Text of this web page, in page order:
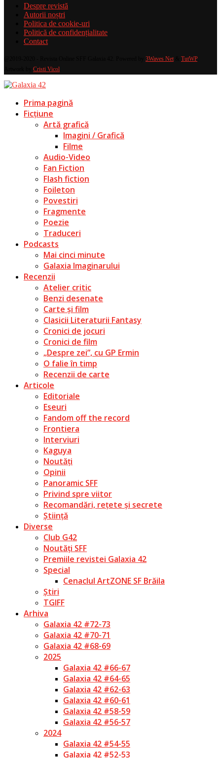
Despre revistă
Autorii noștri
Politica de cookie-uri
Politică de confidențialitate
Contact
3Waves Net& TutWP.
Cristi Vicol
Prima pagină
Ficțiune
Artă grafică
Imagini / Grafică
Filme
Audio-Video
Fan Fiction
Flash fiction
Foileton
Povestiri
Fragmente
Poezie
Traduceri
Podcasts
Mai cinci minute
Galaxia Imaginarului
Recenzii
Atelier critic
Benzi desenate
Carte și film
Clasicii Literaturii Fantasy
Cronici de jocuri
Cronici de film
„Despre zei”, cu GP Ermin
O falie în timp
Recenzii de carte
Articole
Editoriale
Eseuri
Fandom off the record
Frontiera
Interviuri
Kaguya
Noutăți
Opinii
Panoramic SFF
Privind spre viitor
Recomandări, rețete și secrete
Știință
Diverse
Club G42
Noutăți SFF
Premiile revistei Galaxia 42
Special
Cenaclul ArtZONE SF Brăila
Știri
TGIFF
Arhiva
Galaxia 42 #72-73
Galaxia 42 #70-71
Galaxia 42 #68-69
2025
Galaxia 42 #66-67
Galaxia 42 #64-65
Galaxia 42 #62-63
Galaxia 42 #60-61
Galaxia 42 #58-59
Galaxia 42 #56-57
2024
Galaxia 42 #54-55
Galaxia 42 #52-53